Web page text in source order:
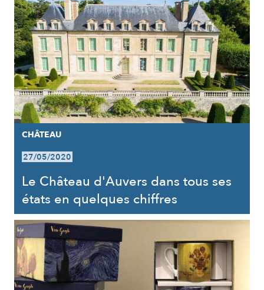
CHÂTEAU
27/05/2020
Le Château d'Auvers dans tous ses
états en quelques chiffres